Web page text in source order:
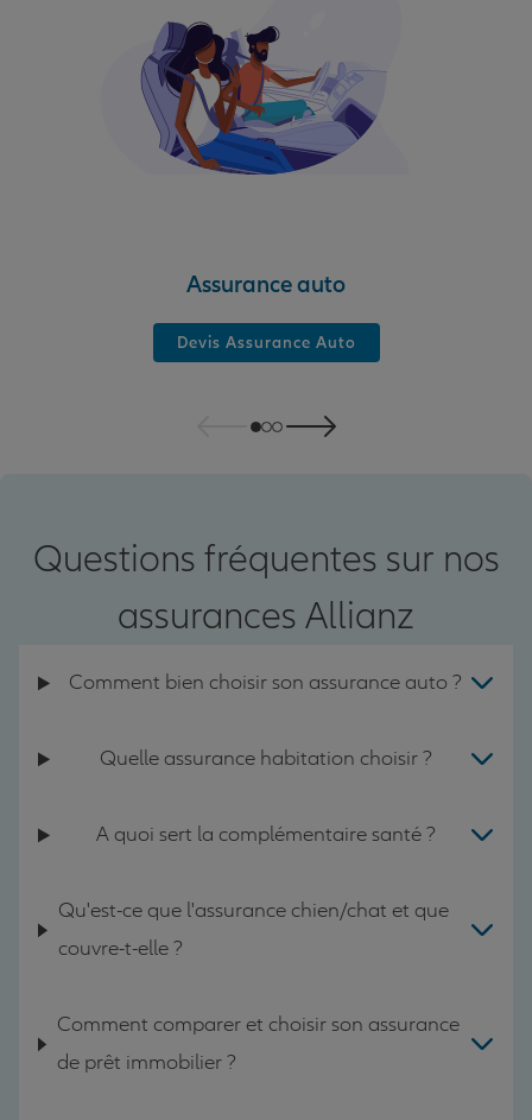
Assurance auto
Devis Assurance Auto
Questions fréquentes sur nos
assurances Allianz
Comment bien choisir son assurance auto ?
Quelle assurance habitation choisir ?
A quoi sert la complémentaire santé ?
Qu'est-ce que l'assurance chien/chat et que
couvre-t-elle ?
Comment comparer et choisir son assurance
de prêt immobilier ?